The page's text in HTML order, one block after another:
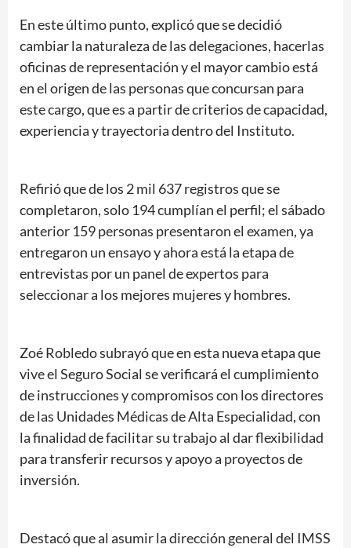
En este último punto, explicó que se decidió
cambiar la naturaleza de las delegaciones, hacerlas
oficinas de representación y el mayor cambio está
en el origen de las personas que concursan para
este cargo, que es a partir de criterios de capacidad,
experiencia y trayectoria dentro del Instituto.
Refirió que de los 2 mil 637 registros que se
completaron, solo 194 cumplían el perfil; el sábado
anterior 159 personas presentaron el examen, ya
entregaron un ensayo y ahora está la etapa de
entrevistas por un panel de expertos para
seleccionar a los mejores mujeres y hombres.
Zoé Robledo subrayó que en esta nueva etapa que
vive el Seguro Social se verificará el cumplimiento
de instrucciones y compromisos con los directores
de las Unidades Médicas de Alta Especialidad, con
la finalidad de facilitar su trabajo al dar flexibilidad
para transferir recursos y apoyo a proyectos de
inversión.
Destacó que al asumir la dirección general del IMSS